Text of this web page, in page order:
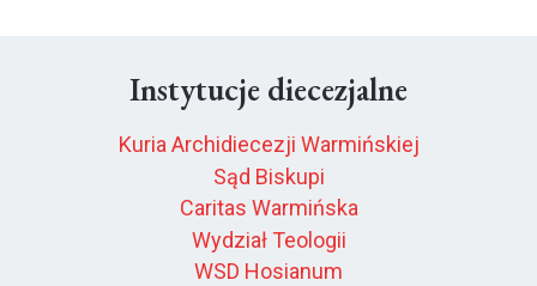
Instytucje diecezjalne
Kuria Archidiecezji Warmińskiej
Sąd Biskupi
Caritas Warmińska
Wydział Teologii
WSD Hosianum